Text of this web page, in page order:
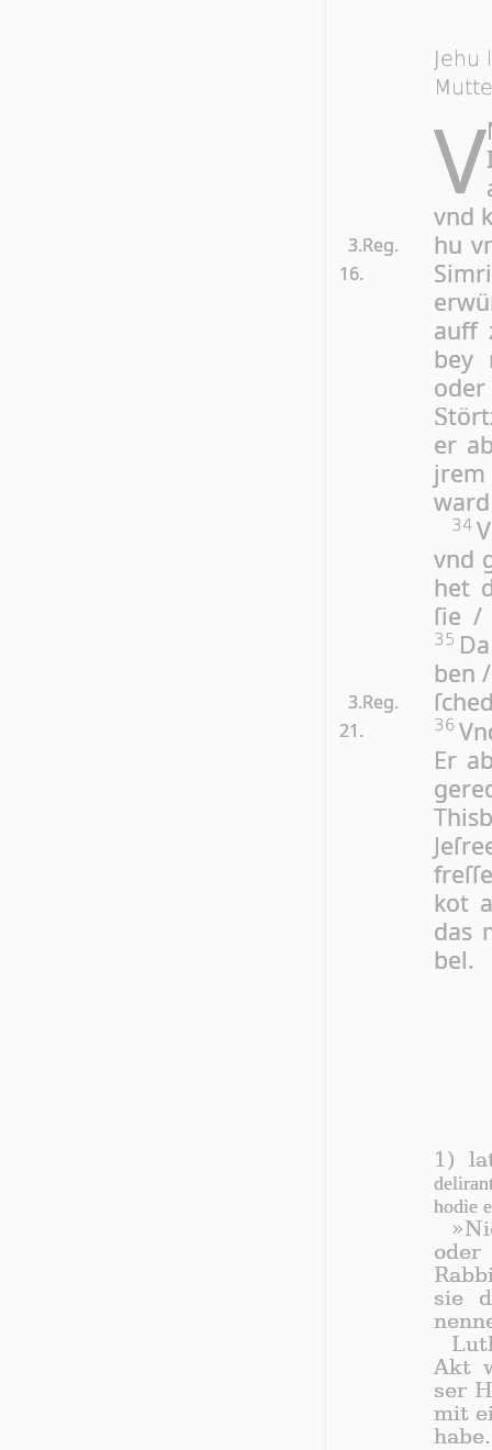
Jehu
3.Reg.
16.
V
vnd
hu
auff
bey
S
er
3.Reg.
21.
34
vnd
het
ſie /
35
ben
36
Er
kot
das
bel.
1)
hodie
sie
Akt
ser
mit
ha­be.